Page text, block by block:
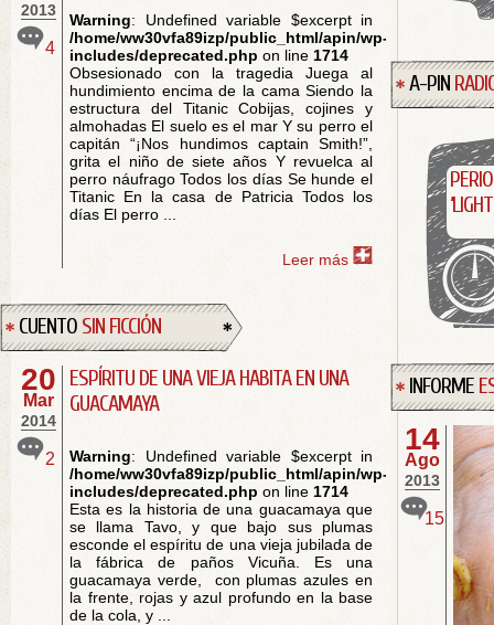
2013
4
Warning: Undefined variable $excerpt in
/home/ww30vfa89izp/public_html/apin/wp-
includes/deprecated.php on line 1714
Obsesionado con la tragedia Juega al
hundimiento encima de la cama Siendo la
estructura del Titanic Cobijas, cojines y
almohadas El suelo es el mar Y su perro el
capitán “¡Nos hundimos captain Smith!”,
grita el niño de siete años Y revuelca al
perro náufrago Todos los días Se hunde el
Titanic En la casa de Patricia Todos los
días El perro ...
Leer más
CUENTO SIN FICCIÓN
20
Mar
2014
2
ESPÍRITU DE UNA VIEJA HABITA EN UNA
GUACAMAYA
Warning: Undefined variable $excerpt in
/home/ww30vfa89izp/public_html/apin/wp-
includes/deprecated.php on line 1714
Esta es la historia de una guacamaya que
se llama Tavo, y que bajo sus plumas
esconde el espíritu de una vieja jubilada de
la fábrica de paños Vicuña. Es una
guacamaya verde, con plumas azules en
la frente, rojas y azul profundo en la base
de la cola, y ...
A-PIN
INFORME
14
Ago
2013
15